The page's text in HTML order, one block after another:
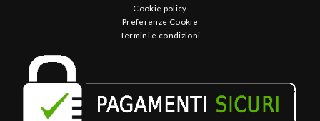
Cookie policy
Preferenze Cookie
Termini e condizioni